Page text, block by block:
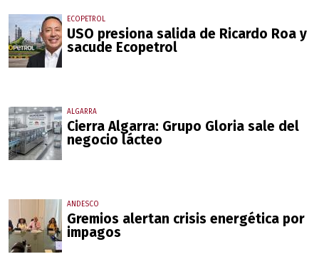
ECOPETROL
USO presiona salida de Ricardo Roa y
sacude Ecopetrol
ALGARRA
Cierra Algarra: Grupo Gloria sale del
negocio lácteo
ANDESCO
Gremios alertan crisis energética por
impagos